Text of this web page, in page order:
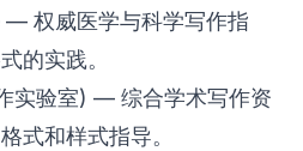
— 权威医学与科学写作指
的实践。
实验室) — 综合学术写作资
式和样式指导。